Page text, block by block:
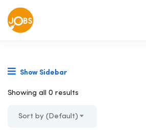
Show Sidebar
Showing all 0 results
Sort by (Default)